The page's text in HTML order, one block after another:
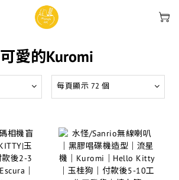
可愛的Kuromi
每頁顯示 72 個